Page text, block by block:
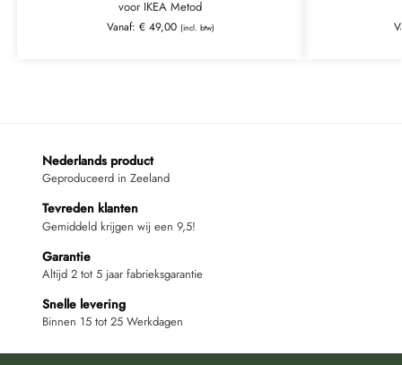
voor IKEA Metod
Vanaf: €49,00 (incl. btw)
Nederlands product
Geproduceerd in Zeeland
Tevreden klanten
Gemiddeld krijgen wij een 9,5!
Garantie
Altijd 2 tot 5 jaar fabrieksgarantie
Snelle levering
Binnen 15 tot 25 Werkdagen